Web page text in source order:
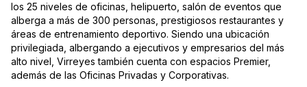
los 25 niveles de oficinas, helipuerto, salón de eventos que
alberga a más de 300 personas, prestigiosos restaurantes y
áreas de entrenamiento deportivo. Siendo una ubicación
privilegiada, albergando a ejecutivos y empresarios del más
alto nivel, Virreyes también cuenta con espacios Premier,
además de las Oficinas Privadas y Corporativas.